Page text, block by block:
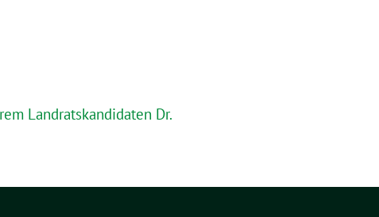
Landratskandidaten Dr.